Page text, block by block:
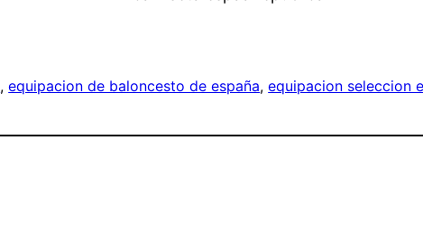
, equipacion de baloncesto de españa, equipacion seleccion